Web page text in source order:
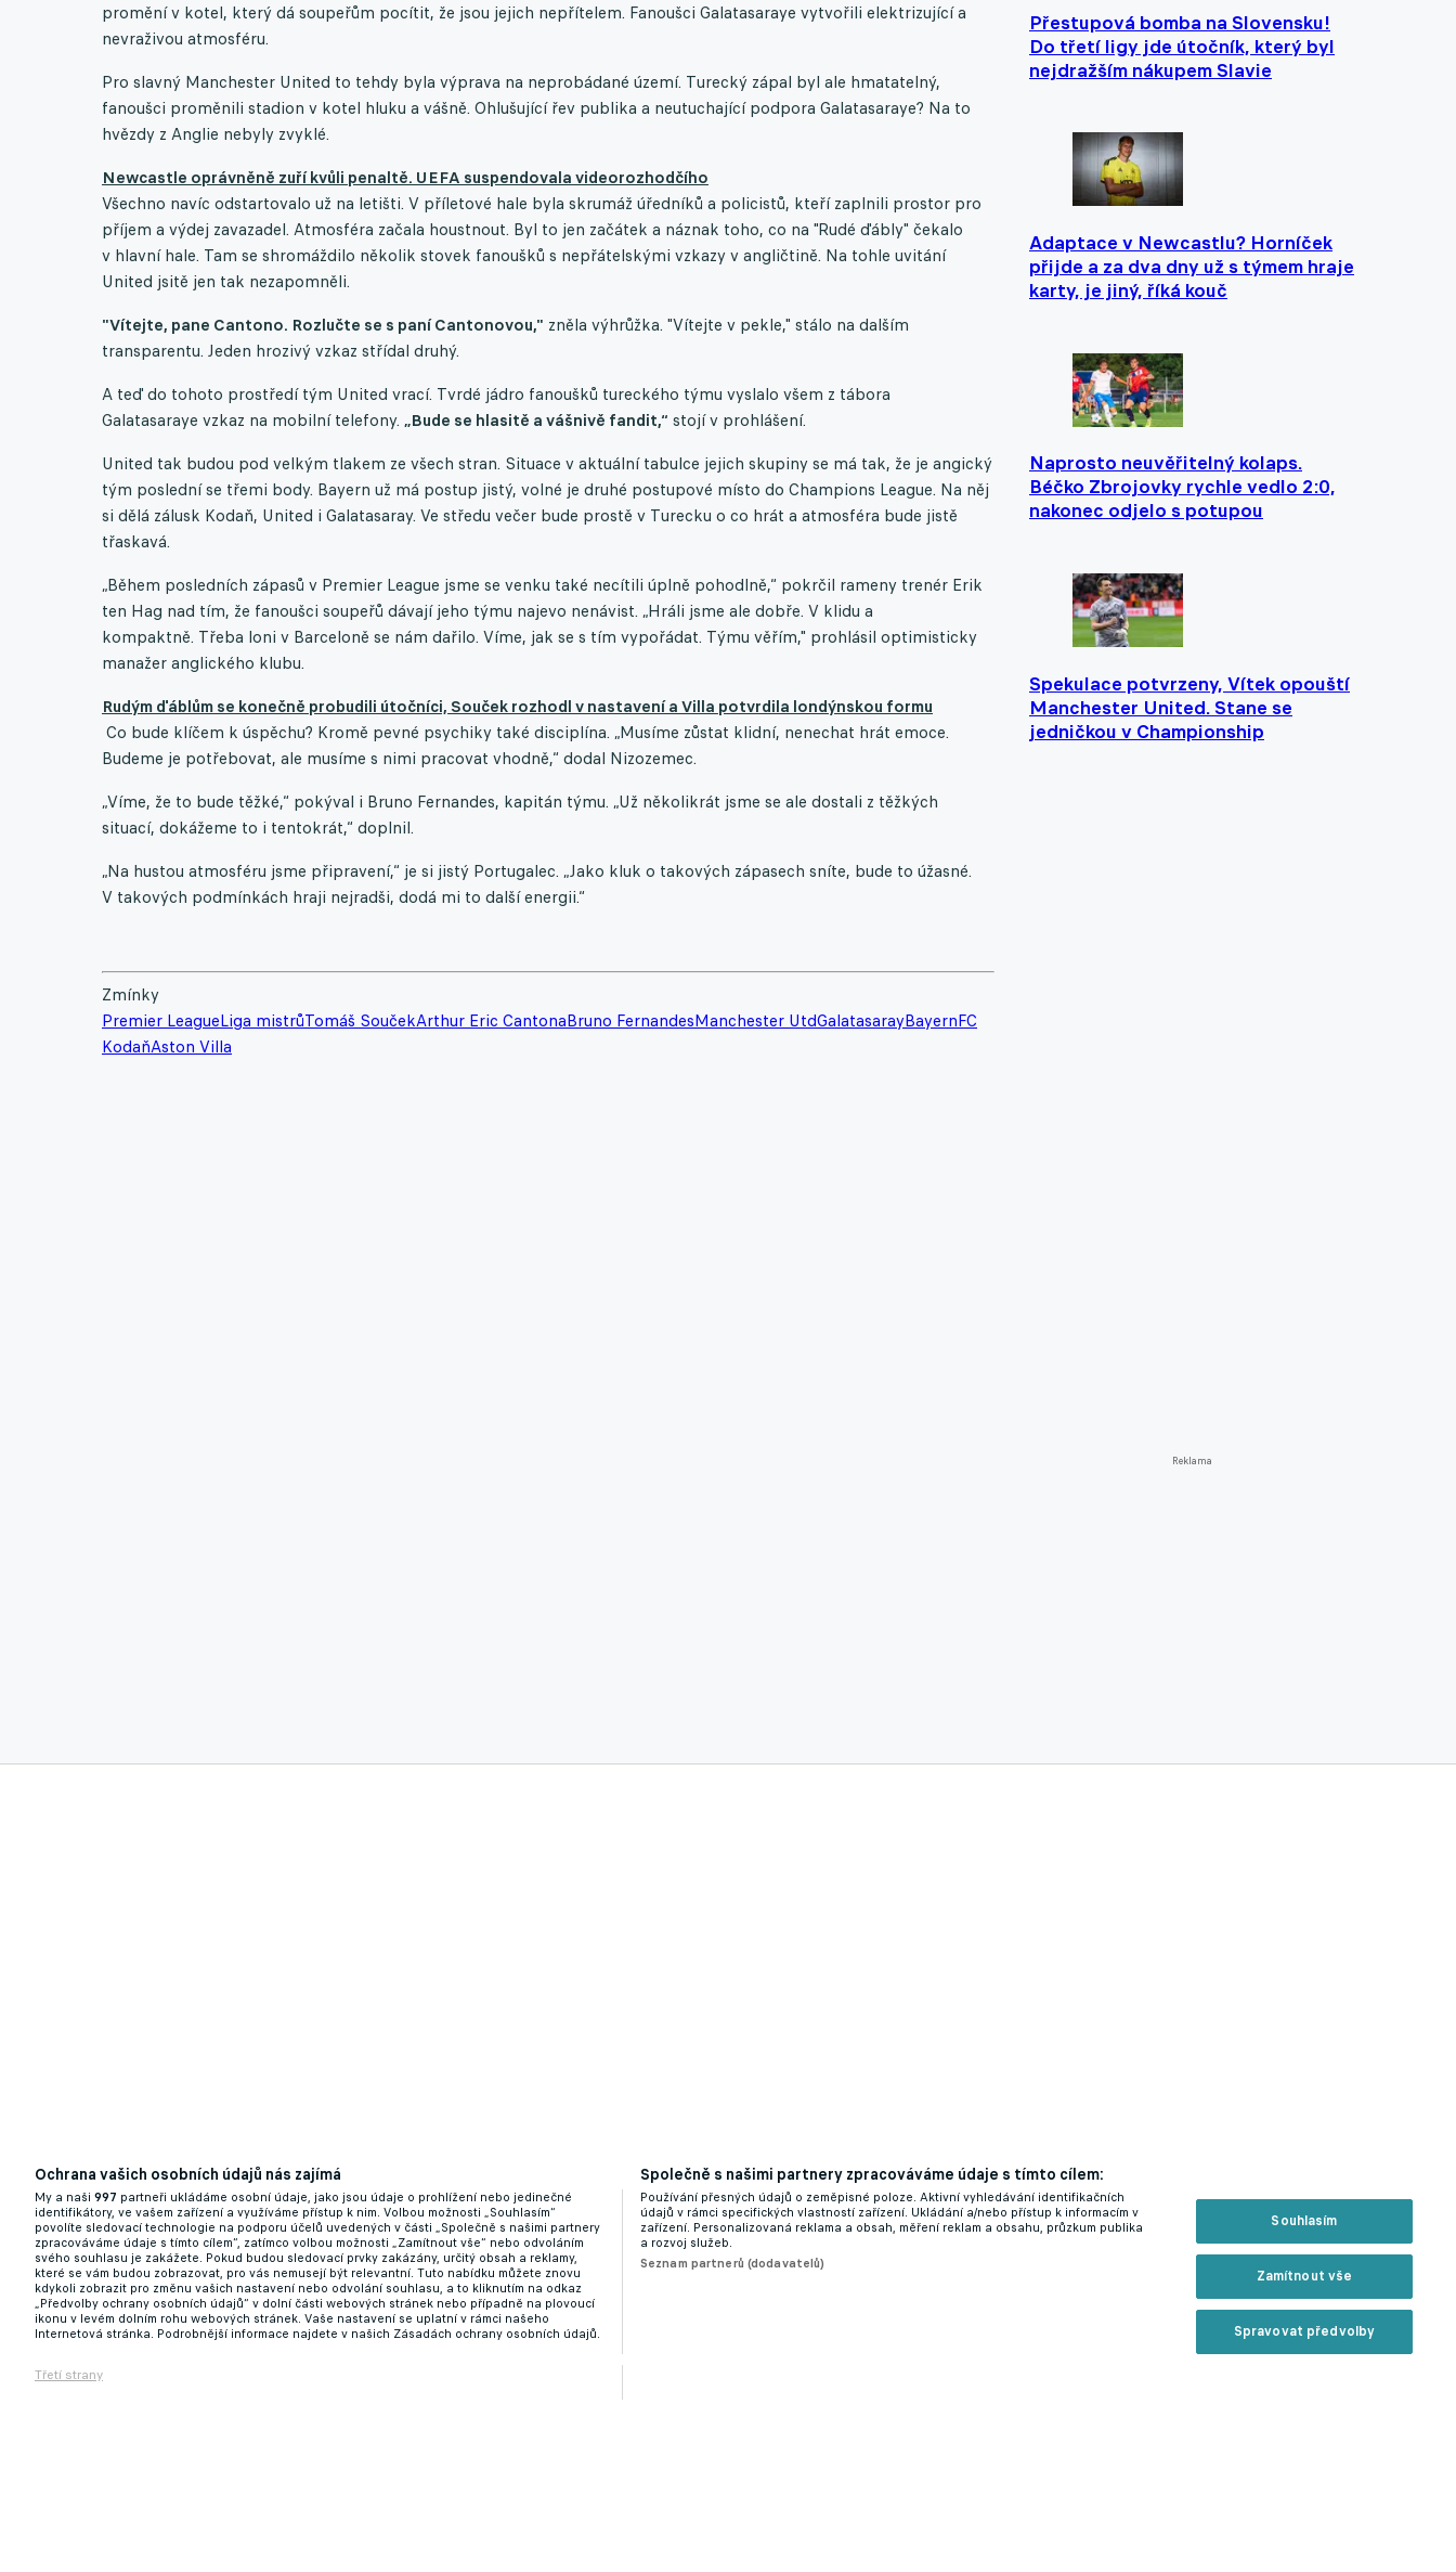
Přestupová bomba na Slovensku!
Do třetí ligy jde útočník, který byl
nejdražším nákupem Slavie
Adaptace v Newcastlu? Horníček
přijde a za dva dny už s týmem hraje
karty, je jiný, říká kouč
Naprosto neuvěřitelný kolaps.
Béčko Zbrojovky rychle vedlo 2:0,
nakonec odjelo s potupou
Spekulace potvrzeny, Vítek opouští
Manchester United. Stane se
jedničkou v Championship
Reklama
promění v kotel, který dá soupeřům pocítit, že jsou jejich nepřítelem. Fanoušci Galatasaraye vytvořili elektrizující a
nevraživou atmosféru.
Pro slavný Manchester United to tehdy byla výprava na neprobádané území. Turecký zápal byl ale hmatatelný,
fanoušci proměnili stadion v kotel hluku a vášně. Ohlušující řev publika a neutuchající podpora Galatasaraye? Na to
hvězdy z Anglie nebyly zvyklé.
Newcastle oprávněně zuří kvůli penaltě. UEFA suspendovala videorozhodčího
Všechno navíc odstartovalo už na letišti. V příletové hale byla skrumáž úředníků a policistů, kteří zaplnili prostor pro
příjem a výdej zavazadel. Atmosféra začala houstnout. Byl to jen začátek a náznak toho, co na "Rudé ďábly" čekalo
v hlavní hale. Tam se shromáždilo několik stovek fanoušků s nepřátelskými vzkazy v angličtině. Na tohle uvitání
United jsitě jen tak nezapomněli.
"Vítejte, pane Cantono. Rozlučte se s paní Cantonovou," zněla výhrůžka. "Vítejte v pekle," stálo na dalším
transparentu. Jeden hrozivý vzkaz střídal druhý.
A teď do tohoto prostředí tým United vrací. Tvrdé jádro fanoušků tureckého týmu vyslalo všem z tábora
Galatasaraye vzkaz na mobilní telefony. „Bude se hlasitě a vášnivě fandit,“ stojí v prohlášení.
United tak budou pod velkým tlakem ze všech stran. Situace v aktuální tabulce jejich skupiny se má tak, že je angický
tým poslední se třemi body. Bayern už má postup jistý, volné je druhé postupové místo do Champions League. Na něj
si dělá zálusk Kodaň, United i Galatasaray. Ve středu večer bude prostě v Turecku o co hrát a atmosféra bude jistě
třaskavá.
„Během posledních zápasů v Premier League jsme se venku také necítili úplně pohodlně,“ pokrčil rameny trenér Erik
ten Hag nad tím, že fanoušci soupeřů dávají jeho týmu najevo nenávist. „Hráli jsme ale dobře. V klidu a
kompaktně. Třeba loni v Barceloně se nám dařilo. Víme, jak se s tím vypořádat. Týmu věřím," prohlásil optimisticky
manažer anglického klubu.
Rudým ďáblům se konečně probudili útočníci, Souček rozhodl v nastavení a Villa potvrdila londýnskou formu
Co bude klíčem k úspěchu? Kromě pevné psychiky také disciplína. „Musíme zůstat klidní, nenechat hrát emoce.
Budeme je potřebovat, ale musíme s nimi pracovat vhodně,“ dodal Nizozemec.
„Víme, že to bude těžké,“ pokýval i Bruno Fernandes, kapitán týmu. „Už několikrát jsme se ale dostali z těžkých
situací, dokážeme to i tentokrát,“ doplnil.
„Na hustou atmosféru jsme připravení,“ je si jistý Portugalec. „Jako kluk o takových zápasech sníte, bude to úžasné.
V takových podmínkách hraji nejradši, dodá mi to další energii.“
Zmínky
Premier LeagueLiga mistrůTomáš SoučekArthur Eric CantonaBruno FernandesManchester UtdGalatasarayBayernFC
KodaňAston Villa
Ochrana vašich osobních údajů nás zajímá
My a naši 997 partneři ukládáme osobní údaje, jako jsou údaje o prohlížení nebo jedinečné
identifikátory, ve vašem zařízení a využíváme přístup k nim. Volbou možnosti „Souhlasím“
povolíte sledovací technologie na podporu účelů uvedených v části „Společně s našimi partnery
zpracováváme údaje s tímto cílem“, zatímco volbou možnosti „Zamítnout vše“ nebo odvoláním
svého souhlasu je zakážete. Pokud budou sledovací prvky zakázány, určitý obsah a reklamy,
které se vám budou zobrazovat, pro vás nemusejí být relevantní. Tuto nabídku můžete znovu
kdykoli zobrazit pro změnu vašich nastavení nebo odvolání souhlasu, a to kliknutím na odkaz
„Předvolby ochrany osobních údajů“ v dolní části webových stránek nebo případně na plovoucí
ikonu v levém dolním rohu webových stránek. Vaše nastavení se uplatní v rámci našeho
Internetová stránka. Podrobnější informace najdete v našich Zásadách ochrany osobních údajů.
Třetí strany
Společně s našimi partnery zpracováváme údaje s tímto cílem:
Používání přesných údajů o zeměpisné poloze. Aktivní vyhledávání identifikačních
údajů v rámci specifických vlastností zařízení. Ukládání a/nebo přístup k informacím v
zařízení. Personalizovaná reklama a obsah, měření reklam a obsahu, průzkum publika
a rozvoj služeb.
Seznam partnerů (dodavatelů)
Souhlasím
Zamítnout vše
Spravovat předvolby